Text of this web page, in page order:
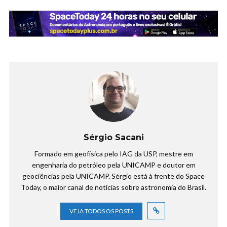
Sérgio Sacani
Formado em geofísica pelo IAG da USP, mestre em
engenharia do petróleo pela UNICAMP e doutor em
geociências pela UNICAMP. Sérgio está à frente do Space
Today, o maior canal de notícias sobre astronomia do Brasil.
VEJA TODOS OS POSTS